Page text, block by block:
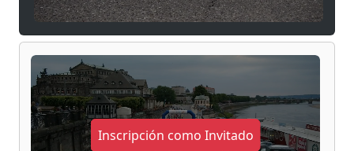
Inscripción como Invitado